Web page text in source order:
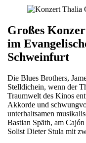
Großes
im
Schweinfurt
Die Blues Brothers,
Stelldichein, wenn der
Traumwelt des Kinos
Akkorde und
unterhaltsamen
Bastian Späth, am
Solist Dieter Stula mit